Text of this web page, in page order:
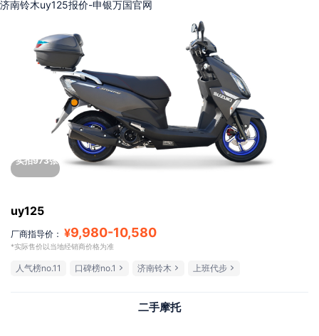
济南铃木uy125报价-申银万国官网
实拍973张
uy125
厂商指导价： ¥9,980-10,580
*实际售价以当地经销商价格为准
人气榜no.11 口碑榜no.1 济南铃木 上班代步
二手摩托